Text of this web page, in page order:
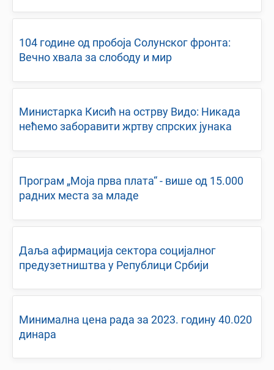
104 године од пробоја Солунског фронта:
Вечно хвала за слободу и мир
Министарка Кисић на острву Видо: Никада
нећемо заборавити жртву спрских јунака
Програм „Моја прва плата“ - више од 15.000
радних места за младе
Даља афирмација сектора социјалног
предузетништва у Републици Србији
Минимална цена рада за 2023. годину 40.020
динара